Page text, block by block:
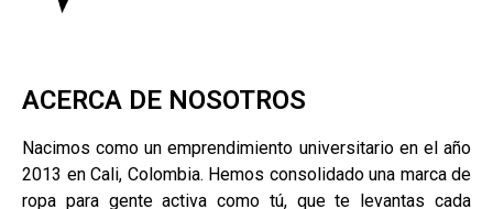
ACERCA DE NOSOTROS
Nacimos como un emprendimiento universitario en el año
2013 en Cali, Colombia. Hemos consolidado una marca de
ropa para gente activa como tú, que te levantas cada